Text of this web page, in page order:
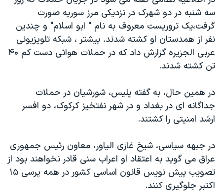
فرهنگ و زندگی
حقوق شهروندی
اقتصادی
علم و فناوری
گالری عکس
آرشیو پخش زنده
مستندها
انتخابات ریاست جمهوری آمریکا ۲۰۲۴
حمله جمهوری اسلامی به اسرائیل
رمز مهسا
اعتراضات زن، زندگی، آزادی
مجموعه مستندهای دادخواهی
دادگاه حمید نوری
چهل سال گروگان‌گیری
قانون شفافیت دارائی کادر رهبری ایران
دنبال کنید
سه شنبه در دو شهرک در نزديکی مرز سوريه صورت
گرفت،يک تروريست معروف به نام " ابو اسلام" و چندين
نفر از همدستان او کشته شدند. پيشتر ، شبکه تلويزیونی
عربی الجزيره گزارش داد که در حملات هوائی دست کم ۴۰
تن کشته شدند.
در همين حال، به گفته پليس، شورشيان در حملات
جداگانه ای در بغداد و در شهر نفتخيز کرکوک، دو افسر
ارشد امنيتی را کشتند.
در جبهه سياسی، شيخ غازی الياور، معاون رئيس جمهوری
عراق می گويد به اعتقاد او اعراب سنی قادر نخواهند بود از
تصویب پيش نویس قانون اساسی کشور در همه پرسی ۱۵
اکتبر جلوگيری کنند.